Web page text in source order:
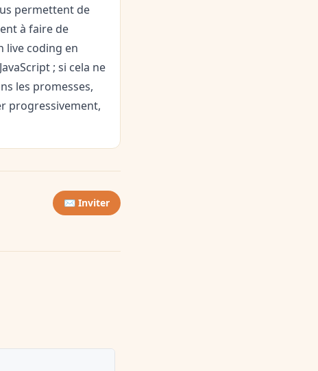
permettent de
à faire de
live coding en
; si cela ne
les promesses,
progressivement,
✉️ Inviter